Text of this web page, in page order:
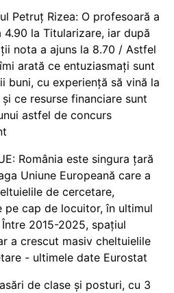
Petruț Rizea: O profesoară a
4.90 la Titularizare, iar după
nota a ajuns la 8.70 / Astfel
arată ce entuziasmați sunt
buni, cu experiență să vină la
ce resurse financiare sunt
astfel de concurs
România este singura țară
Uniune Europeană care a
de cercetare,
pe cap de locuitor, în ultimul
2015-2025, spațiul
a crescut masiv cheltuielile
- ultimele date Eurostat
de clase și posturi, cu 3